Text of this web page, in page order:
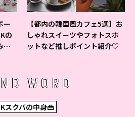
ー
の
【都内の韓国風カフェ5選】お
しゃれスイーツやフォトスポ
ットなど推しポイント紹介♡
WORD
スクバの中身👜